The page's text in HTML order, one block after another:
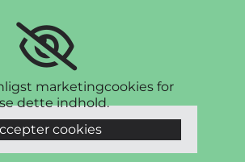
marketingcookies for
dette indhold.
cookies